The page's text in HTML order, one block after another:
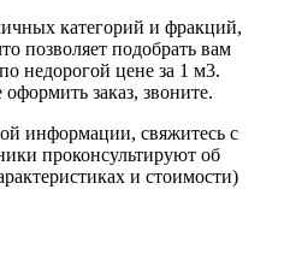
категорий и фракций,
позволяет подобрать вам
недорогой цене за 1 м3.
заказ, звоните.
информации, свяжитесь с
проконсультируют об
и стоимости)